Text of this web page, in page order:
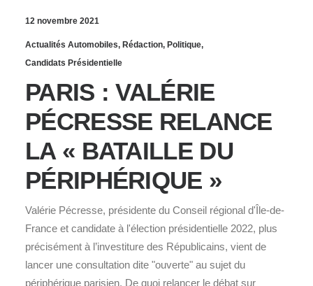
12 novembre 2021
Actualités Automobiles, Rédaction, Politique,
Candidats Présidentielle
PARIS : VALÉRIE
PÉCRESSE RELANCE
LA « BATAILLE DU
PÉRIPHÉRIQUE »
Valérie Pécresse, présidente du Conseil régional d'Île-de-
France et candidate à l'élection présidentielle 2022, plus
précisément à l’investiture des Républicains, vient de
lancer une consultation dite "ouverte" au sujet du
périphérique parisien. De quoi relancer le débat sur